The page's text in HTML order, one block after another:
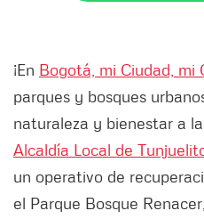
¡En Bogotá, mi Ciudad, mi
parques y bosques
naturaleza y bienestar a
Alcaldía Local de
un operativo de
el Parque Bosque